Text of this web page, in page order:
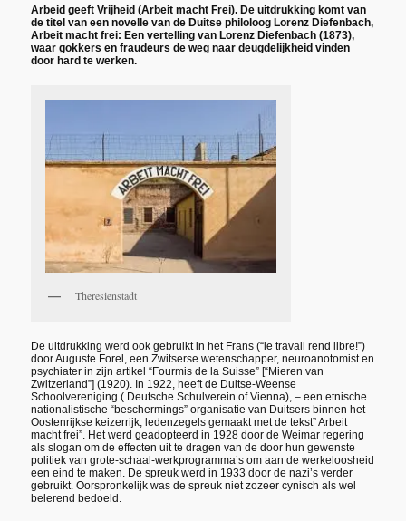
Arbeid geeft Vrijheid (Arbeit macht Frei). De uitdrukking komt van
de titel van een novelle van de Duitse philoloog Lorenz Diefenbach,
Arbeit macht frei: Een vertelling van Lorenz Diefenbach (1873),
waar gokkers en fraudeurs de weg naar deugdelijkheid vinden
door hard te werken.
Theresienstadt
De uitdrukking werd ook gebruikt in het Frans (“le travail rend libre!”)
door Auguste Forel, een Zwitserse wetenschapper, neuroanotomist en
psychiater in zijn artikel “Fourmis de la Suisse” [“Mieren van
Zwitzerland”] (1920). In 1922, heeft de Duitse-Weense
Schoolvereniging ( Deutsche Schulverein of Vienna), – een etnische
nationalistische “beschermings” organisatie van Duitsers binnen het
Oostenrijkse keizerrijk, ledenzegels gemaakt met de tekst” Arbeit
macht frei”. Het werd geadopteerd in 1928 door de Weimar regering
als slogan om de effecten uit te dragen van de door hun gewenste
politiek van grote-schaal-werkprogramma’s om aan de werkeloosheid
een eind te maken. De spreuk werd in 1933 door de nazi’s verder
gebruikt. Oorspronkelijk was de spreuk niet zozeer cynisch als wel
belerend bedoeld.